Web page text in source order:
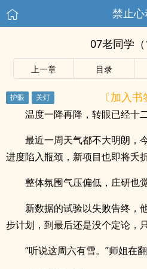
禁止心
07老同学（
上一章 目录
〔加入书
温度一降再降，转眼已经十二
最近一周天气都不大明朗，
进度陷入瓶颈，新项目也即将夭折
整体氛围气压偏低，庄研也
新数据的试验以失败告终，
步计划，到最后还是没个定论，
“听说这周六有雪。”师姐在